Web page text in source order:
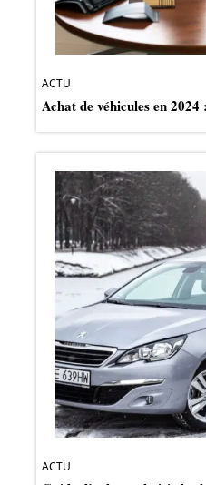
ACTU
Achat de véhicules en
ACTU